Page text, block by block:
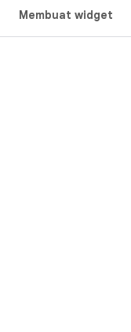
Membuat widget